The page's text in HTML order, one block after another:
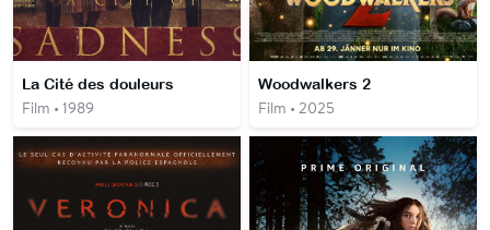
La Cité des douleurs
Film • 1989
Woodwalkers 2
Film • 2025